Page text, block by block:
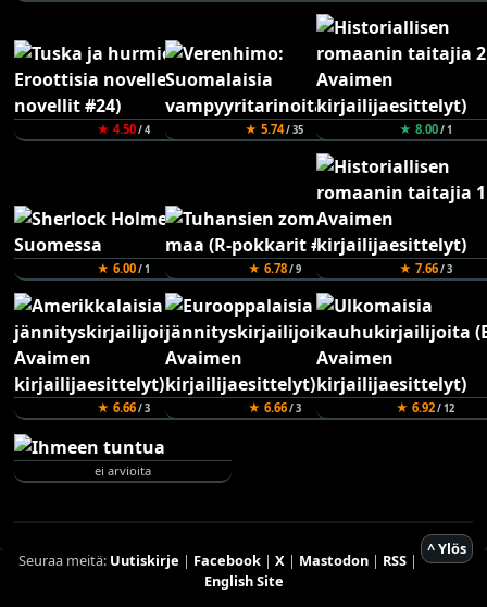
★ 4.50/ 4 ★ 5.74/ 35 ★ 8.00/ 1
★ 6.00/ 1 ★ 6.78/ 9 ★ 7.66/ 3
★ 6.66/ 3 ★ 6.66/ 3 ★ 6.92/ 12
ei arvioita
^ Ylös
Seuraa meitä: Uutiskirje | Facebook| X| Mastodon| RSS|
English Site